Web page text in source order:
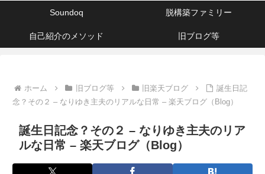
Soundoq 脱構築ファミリー
自己紹介のメソッド 旧ブログ等
ホーム 旧ブログ等 旧楽天ブログ
誕生日記
念？その２ – なりゆき主夫のリアルな日常 – 楽天ブログ（Blog）
誕生日記念？その２ – なりゆき主夫のリア
ルな日常 – 楽天ブログ（Blog）